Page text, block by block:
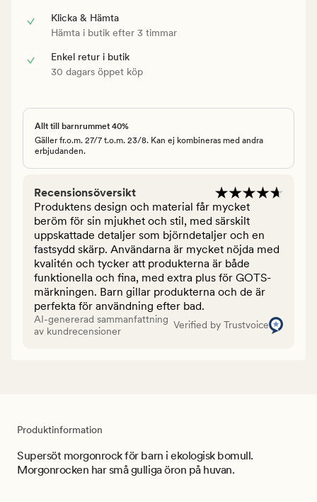
Klicka & Hämta
Hämta i butik efter 3 timmar
Enkel retur i butik
30 dagars öppet köp
Allt till barnrummet 40%
Gäller fr.o.m. 27/7 t.o.m. 23/8. Kan ej kombineras med andra
erbjudanden.
Recensionsöversikt
Produktens design och material får mycket
beröm för sin mjukhet och stil, med särskilt
uppskattade detaljer som björndetaljer och en
fastsydd skärp. Användarna är mycket nöjda med
kvalitén och tycker att produkterna är både
funktionella och fina, med extra plus för GOTS-
märkningen. Barn gillar produkterna och de är
perfekta för användning efter bad.
AI-genererad sammanfattning
av kundrecensioner
Verified by Trustvoice
Produktinformation
Supersöt morgonrock för barn i ekologisk bomull.
Morgonrocken har små gulliga öron på huvan.